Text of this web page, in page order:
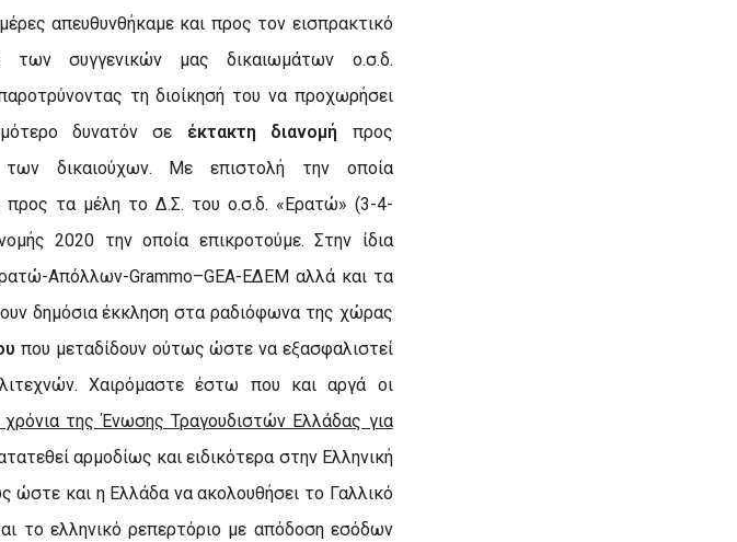
απευθυνθήκαμε και προς τον εισπρακτικό
των συγγενικών μας δικαιωμάτων ο.σ.δ.
τη διοίκησή του να προχωρήσει
δυνατόν σε έκτακτη διανομή προς
των δικαιούχων. Με επιστολή την οποία
προς τα μέλη το Δ.Σ. του ο.σ.δ. «Ερατώ» (3-4-
2020 την οποία επικροτούμε. Στην ίδια
Απόλλων-Grammo–GΕΑ-ΕΔΕΜ αλλά και τα
δημόσια έκκληση στα ραδιόφωνα της χώρας
που μεταδίδουν ούτως ώστε να εξασφαλιστεί
Χαιρόμαστε έστω που και αργά οι
της Ένωσης Τραγουδιστών Ελλάδας για
αρμοδίως και ειδικότερα στην Ελληνική
ώστε και η Ελλάδα να ακολουθήσει το Γαλλικό
το ελληνικό ρεπερτόριο με απόδοση εσόδων